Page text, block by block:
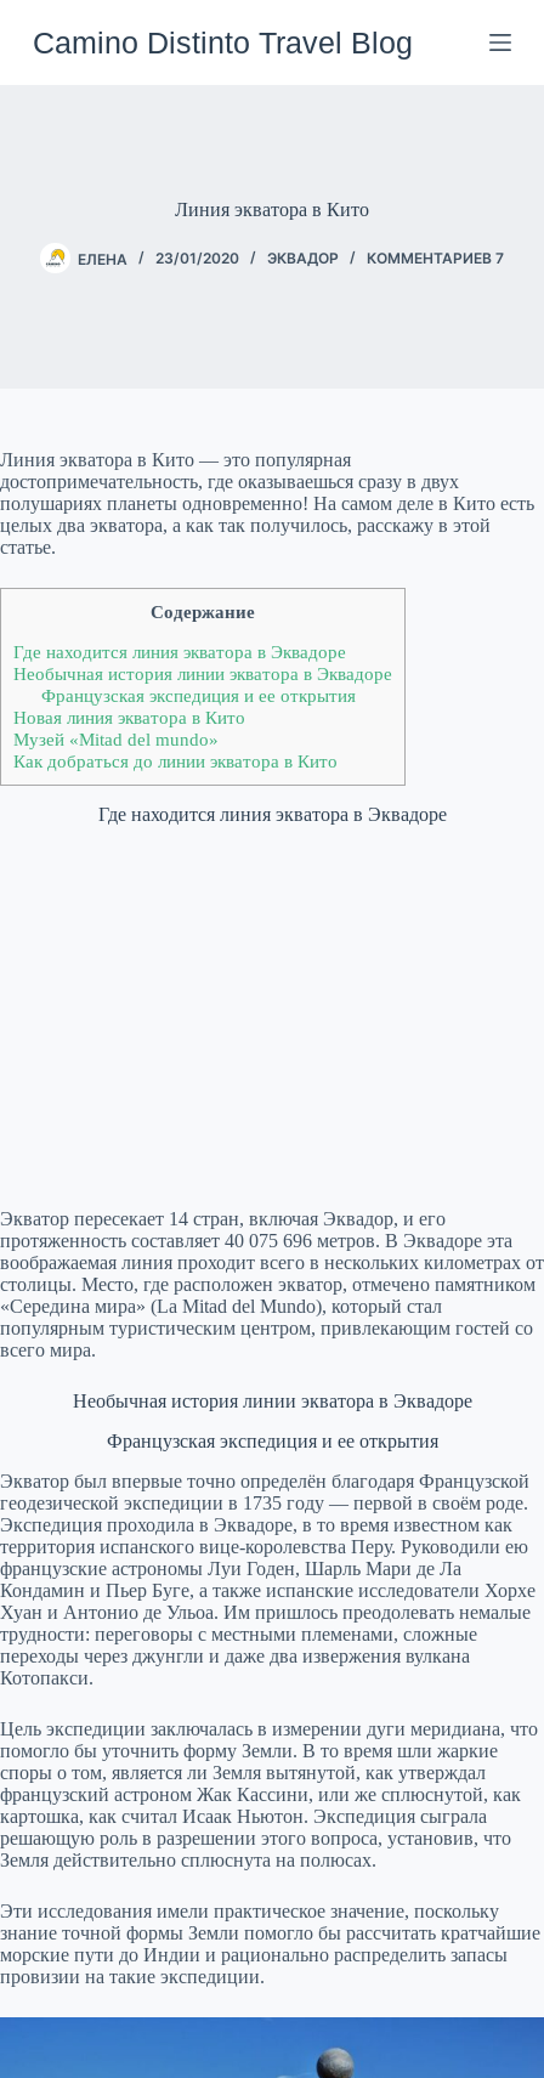
сутиCamino Distinto Travel Blog
Линия экватора в Кито
ЕЛЕНА 23/01/2020 ЭКВАДОР КОММЕНТАРИЕВ 7
Линия экватора в Кито — это популярная
достопримечательность, где оказываешься сразу в двух
полушариях планеты одновременно! На самом деле в Кито есть
целых два экватора, а как так получилось, расскажу в этой
статье.
Содержание
Где находится линия экватора в Эквадоре
Необычная история линии экватора в Эквадоре
Французская экспедиция и ее открытия
Новая линия экватора в Кито
Музей «Mitad del mundo»
Как добраться до линии экватора в Кито
Где находится линия экватора в Эквадоре
Экватор пересекает 14 стран, включая Эквадор, и его
протяженность составляет 40 075 696 метров. В Эквадоре эта
воображаемая линия проходит всего в нескольких километрах от
столицы. Место, где расположен экватор, отмечено памятником
«Середина мира» (La Mitad del Mundo), который стал
популярным туристическим центром, привлекающим гостей со
всего мира.
Необычная история линии экватора в Эквадоре
Французская экспедиция и ее открытия
Экватор был впервые точно определён благодаря Французской
геодезической экспедиции в 1735 году — первой в своём роде.
Экспедиция проходила в Эквадоре, в то время известном как
территория испанского вице-королевства Перу. Руководили ею
французские астрономы Луи Годен, Шарль Мари де Ла
Кондамин и Пьер Буге, а также испанские исследователи Хорхе
Хуан и Антонио де Ульоа. Им пришлось преодолевать немалые
трудности: переговоры с местными племенами, сложные
переходы через джунгли и даже два извержения вулкана
Котопакси.
Цель экспедиции заключалась в измерении дуги меридиана, что
помогло бы уточнить форму Земли. В то время шли жаркие
споры о том, является ли Земля вытянутой, как утверждал
французский астроном Жак Кассини, или же сплюснутой, как
картошка, как считал Исаак Ньютон. Экспедиция сыграла
решающую роль в разрешении этого вопроса, установив, что
Земля действительно сплюснута на полюсах.
Эти исследования имели практическое значение, поскольку
знание точной формы Земли помогло бы рассчитать кратчайшие
морские пути до Индии и рационально распределить запасы
провизии на такие экспедиции.